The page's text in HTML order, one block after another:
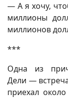
— А я хочу,
миллионы
миллионов
***
Одна из
Дели —
приехал